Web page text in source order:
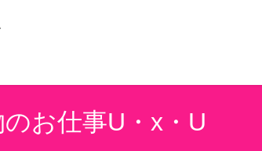
お仕事U・x・U